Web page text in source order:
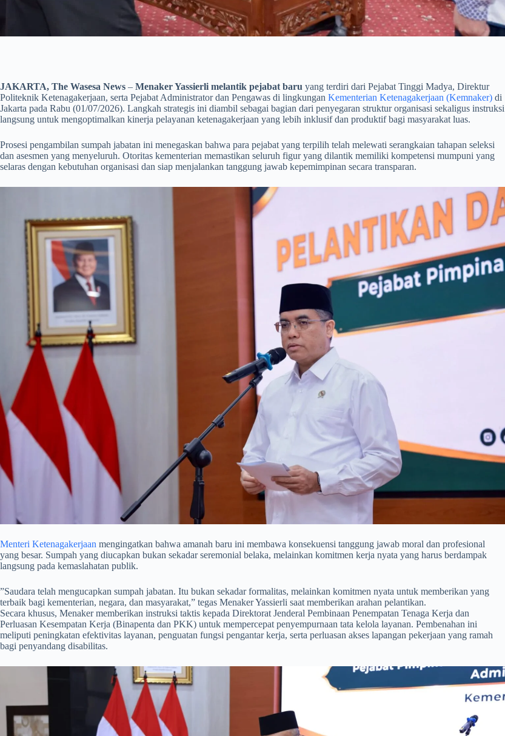
JAKARTA, The Wasesa News – Menaker Yassierli melantik pejabat baru yang terdiri dari Pejabat Tinggi Madya, Direktur
Politeknik Ketenagakerjaan, serta Pejabat Administrator dan Pengawas di lingkungan Kementerian Ketenagakerjaan (Kemnaker) di
Jakarta pada Rabu (01/07/2026). Langkah strategis ini diambil sebagai bagian dari penyegaran struktur organisasi sekaligus instruksi
langsung untuk mengoptimalkan kinerja pelayanan ketenagakerjaan yang lebih inklusif dan produktif bagi masyarakat luas.
​Prosesi pengambilan sumpah jabatan ini menegaskan bahwa para pejabat yang terpilih telah melewati serangkaian tahapan seleksi
dan asesmen yang menyeluruh. Otoritas kementerian memastikan seluruh figur yang dilantik memiliki kompetensi mumpuni yang
selaras dengan kebutuhan organisasi dan siap menjalankan tanggung jawab kepemimpinan secara transparan.
Menteri Ketenagakerjaan mengingatkan bahwa amanah baru ini membawa konsekuensi tanggung jawab moral dan profesional
yang besar. Sumpah yang diucapkan bukan sekadar seremonial belaka, melainkan komitmen kerja nyata yang harus berdampak
langsung pada kemaslahatan publik.
​”Saudara telah mengucapkan sumpah jabatan. Itu bukan sekadar formalitas, melainkan komitmen nyata untuk memberikan yang
terbaik bagi kementerian, negara, dan masyarakat,” tegas Menaker Yassierli saat memberikan arahan pelantikan.
​Secara khusus, Menaker memberikan instruksi taktis kepada Direktorat Jenderal Pembinaan Penempatan Tenaga Kerja dan
Perluasan Kesempatan Kerja (Binapenta dan PKK) untuk mempercepat penyempurnaan tata kelola layanan. Pembenahan ini
meliputi peningkatan efektivitas layanan, penguatan fungsi pengantar kerja, serta perluasan akses lapangan pekerjaan yang ramah
bagi penyandang disabilitas.